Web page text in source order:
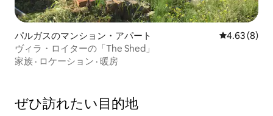
パルガスのマンション・アパート レビュー8
4.63 (8)
ヴィラ・ロイターの「The Shed」
家族 · ロケーション · 暖房
ぜひ訪⁠れ⁠た⁠い目⁠的⁠地